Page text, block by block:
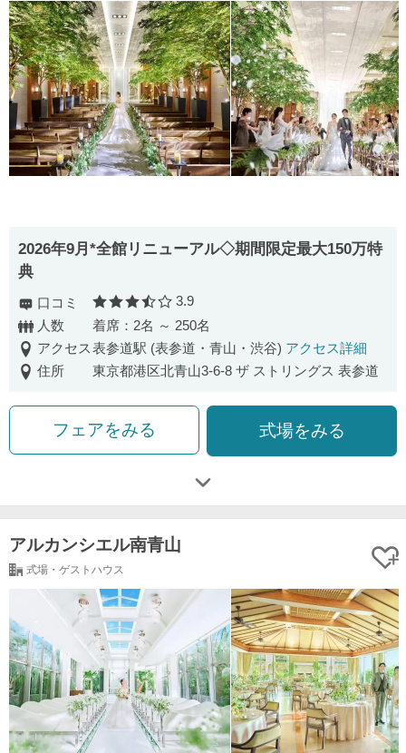
2026年9月*全館リニューアル◇期間限定最大150万特
典
口コミ 口コミ評価
3.9
人数
着席：2名 ～ 250名
アクセス表参道駅 (表参道・青山・渋谷) アクセス詳細
住所
東京都港区北青山3-6-8 ザ ストリングス 表参道
フェアをみる 式場をみる
アルカンシエル南青山
式場・ゲストハウス